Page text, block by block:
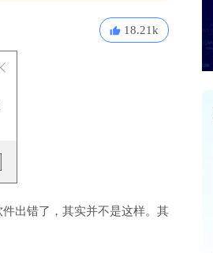
18.21k
出错了，其实并不是这样。其